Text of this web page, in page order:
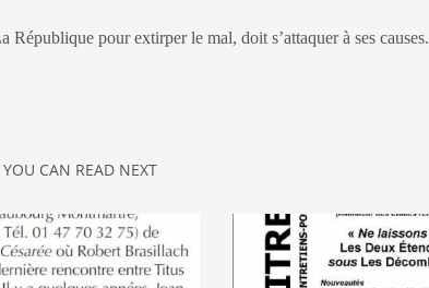
pour extirper le mal, doit s’attaquer à ses causes.
CAN READ NEXT